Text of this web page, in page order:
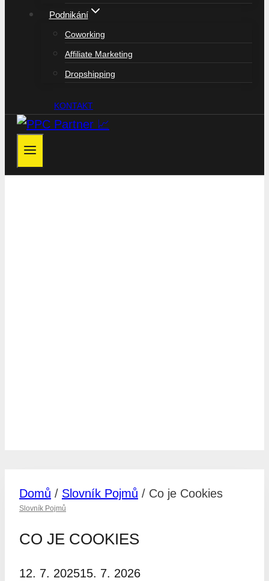
Podnikání
Coworking
Affiliate Marketing
Dropshipping
KONTAKT
Domů / Slovník Pojmů / Co je Cookies
Slovník Pojmů
CO JE COOKIES
12. 7. 202515. 7. 2026